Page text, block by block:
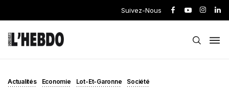
Suivez-Nous
Actualités Economie Lot-Et-Garonne Société